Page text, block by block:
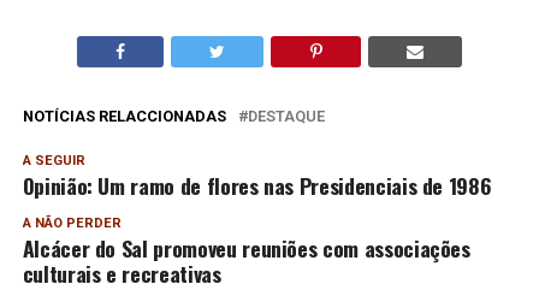
NOTÍCIAS RELACCIONADAS DESTAQUE
A SEGUIR
Opinião: Um ramo de flores nas Presidenciais de 1986
A NÃO PERDER
Alcácer do Sal promoveu reuniões com associações
culturais e recreativas